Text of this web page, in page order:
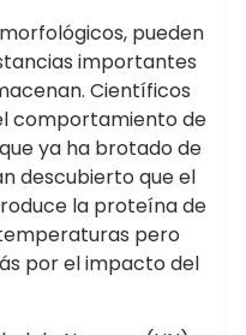
pueden
importantes
Científicos
comportamiento de
ya ha brotado de
descubierto que el
la proteína de
pero
por el impacto del